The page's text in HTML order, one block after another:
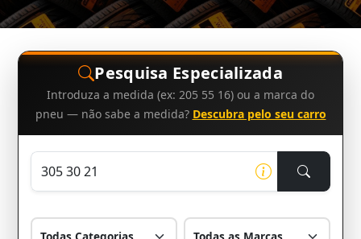
Pesquisa Especializada
Introduza a medida (ex: 205 55 16) ou a marca do
pneu — não sabe a medida? Descubra pelo seu carro